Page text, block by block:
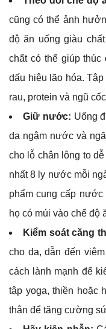
cũng có thể ảnh
độ ăn uống giàu
chất có thể giúp thúc
dấu hiệu lão hóa.
rau, protein và ngũ
Giữ nước: Uống
da ngậm nước và
cho lỗ chân lông to
nhất 8 ly nước mỗi
phẩm cung cấp
họ có múi vào chế độ
Kiểm soát căng
cho da, dẫn đến
cách lành mạnh để
tập yoga, thiền hoặc
thân để tăng cường